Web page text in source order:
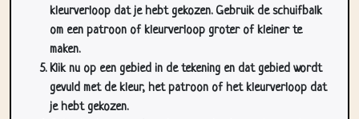
kleurverloop dat je hebt gekozen. Gebruik de schuifbalk
om een patroon of kleurverloop groter of kleiner te
maken.
Klik nu op een gebied in de tekening en dat gebied wordt
gevuld met de kleur, het patroon of het kleurverloop dat
je hebt gekozen.